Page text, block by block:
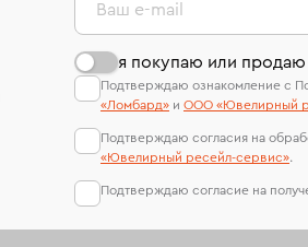
Ваш e-mail
я покупаю или
Подтверждаю ознакомление с
«Ломбард» и ООО «Ювелирный
Подтверждаю согласия на
«Ювелирный ресейл-сервиc».
Подтверждаю согласие на